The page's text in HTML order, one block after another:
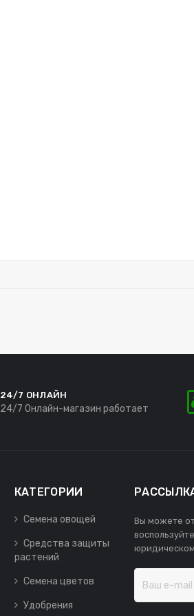
24/7 ОНЛАЙН
24/7 Онлайн-магазин работает
КАТЕГОРИИ
Семена овощей
Средства защиты
растений
Семена цветов
Удобрения
Вы можете